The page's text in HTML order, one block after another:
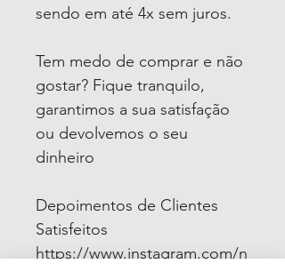
sendo em até 4x sem juros.
Tem medo de comprar e não
gostar? Fique tranquilo,
garantimos a sua satisfação
ou devolvemos o seu
dinheiro
Depoimentos de Clientes
Satisfeitos
https://www.instagram.com/n